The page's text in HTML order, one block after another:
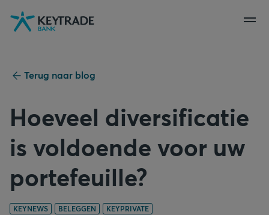
Naar
navigatie
Naar
aanmelden
Naar
inhoud
Terug naar blog
Hoeveel diversificatie
is voldoende voor uw
portefeuille?
KEYNEWS BELEGGEN KEYPRIVATE